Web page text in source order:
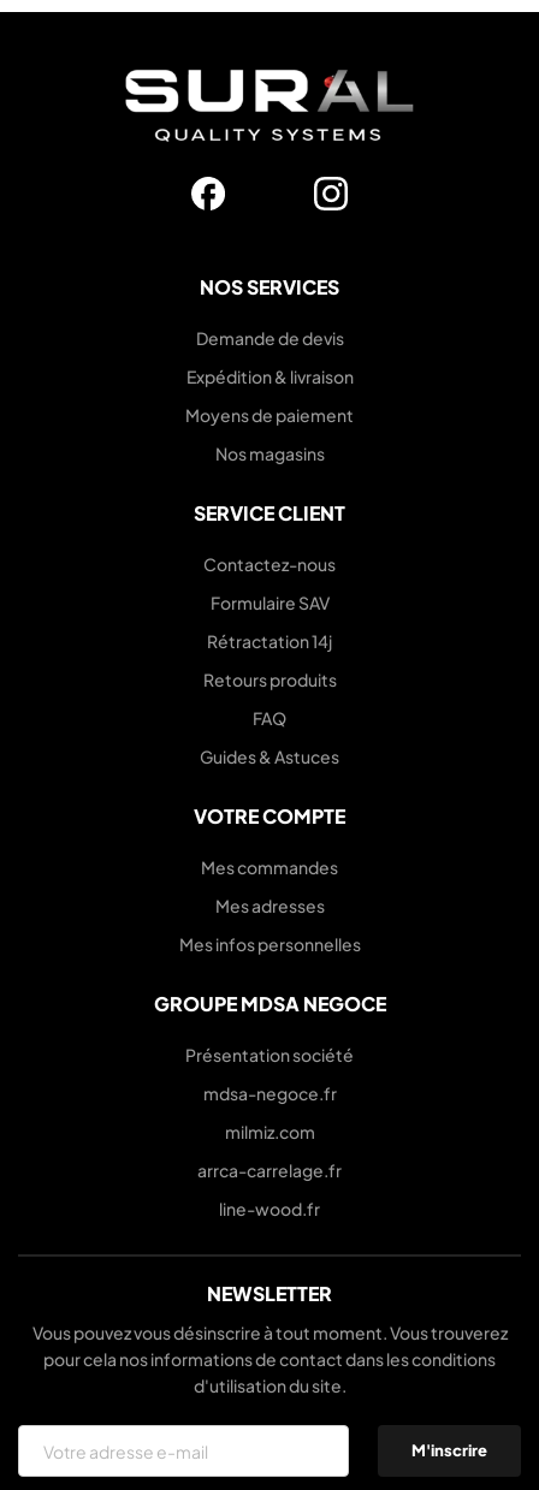
NOS SERVICES
Demande de devis
Expédition & livraison
Moyens de paiement
Nos magasins
SERVICE CLIENT
Contactez-nous
Formulaire SAV
Rétractation 14j
Retours produits
FAQ
Guides & Astuces
VOTRE COMPTE
Mes commandes
Mes adresses
Mes infos personnelles
GROUPE MDSA NEGOCE
Présentation société
mdsa-negoce.fr
milmiz.com
arrca-carrelage.fr
line-wood.fr
NEWSLETTER
Vous pouvez vous désinscrire à tout moment. Vous trouverez
pour cela nos informations de contact dans les conditions
d'utilisation du site.